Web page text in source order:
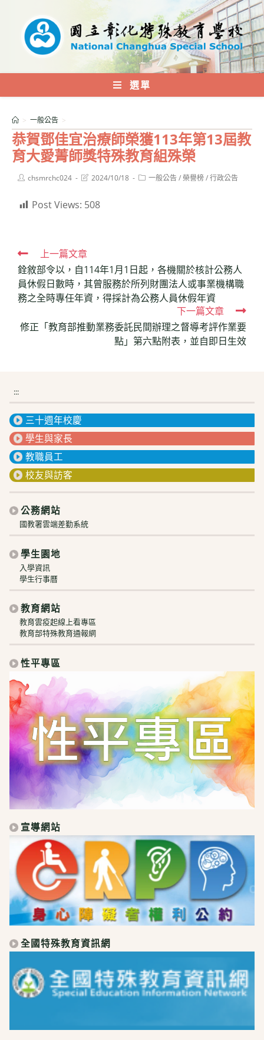
內
選單
恭賀鄧佳宜治療師榮獲113年第13屆教
育大愛菁師獎特殊教育組殊榮
> 一般公告 >
Postchsmrchc024
Post2024/10/18
Post一般公告/榮譽榜/行政公告
Post Views: 508
Read
more
articles
上一篇文章
銓敘部令以，自114年1月1日起，各機關於核計公務人
員休假日數時，其曾服務於所列財團法人或事業機構職
務之全時專任年資，得採計為公務人員休假年資
下一篇文章
修正「教育部推動業務委託民間辦理之督導考評作業要
點」第六點附表，並自即日生效
:::
三十週年校慶
學生與家長
教職員工
校友與訪客
公務網站
國教署雲端差勤系統
學生園地
入學資訊
學生行事曆
教育網站
教育雲疫起線上看專區
教育部特殊教育通報網
性平專區
宣導網站
全國特殊教育資訊網